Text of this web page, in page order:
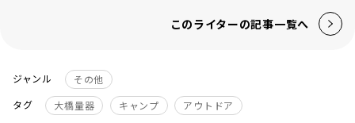
このライターの記事一覧へ
ジャンル
その他
タグ
大橋量器 キャンプ アウトドア